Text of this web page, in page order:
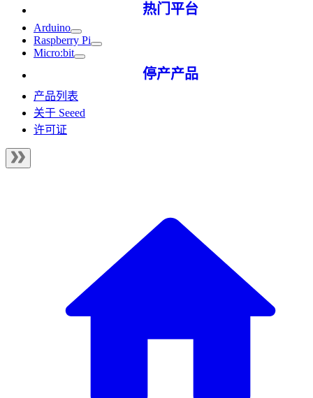
热门平台
Arduino
Raspberry Pi
Micro:bit
停产产品
产品列表
关于 Seeed
许可证